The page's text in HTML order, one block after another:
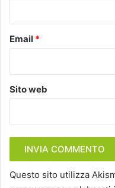
Email *
Sito web
Questo sito utilizza